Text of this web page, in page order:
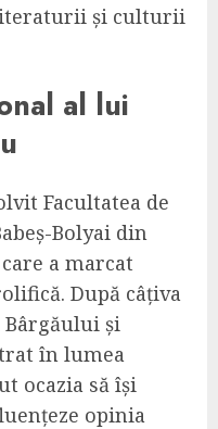
și culturii
al lui
Facultatea de
Bolyai din
a marcat
După câțiva
și
în lumea
ocazia să își
opinia